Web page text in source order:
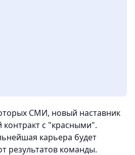
СМИ, новый наставник
контракт с "красными".
карьера будет
результатов команды.